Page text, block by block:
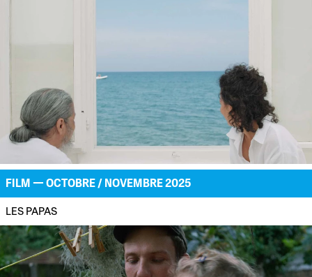
FILM — OCTOBRE / NOVEMBRE 2025
LES PAPAS